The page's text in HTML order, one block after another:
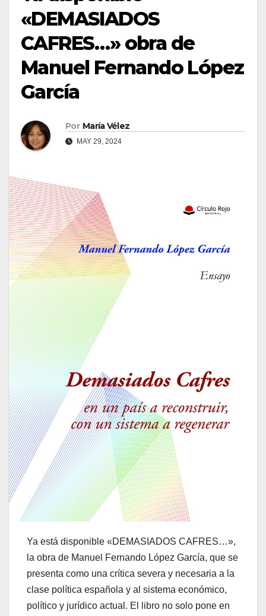
«DEMASIADOS
CAFRES…» obra de
Manuel Fernando López
García
Por María Vélez
MAY 29, 2024
Ya está disponible «DEMASIADOS CAFRES…»,
la obra de Manuel Fernando López García, que se
presenta como una crítica severa y necesaria a la
clase política española y al sistema económico,
político y jurídico actual. El libro no solo pone en